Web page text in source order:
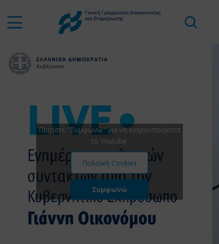
Πατήστε "Συμφωνώ" για να ενεργοποιήσετε
το Youtube
Πολιτική Cookies
Συμφωνώ